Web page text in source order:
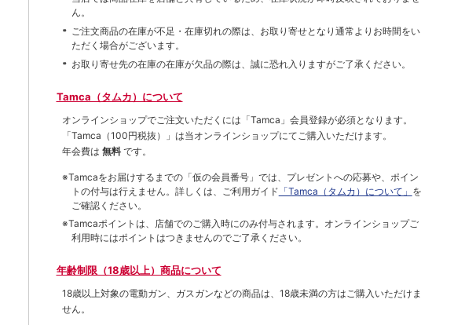
ん。
ご注文商品の在庫が不足・在庫切れの際は、お取り寄せとなり通常よりお時間をい
ただく場合がございます。
お取り寄せ先の在庫の在庫が欠品の際は、誠に恐れ入りますがご了承ください。
Tamca（タムカ）について
オンラインショップでご注⽂いただくには「Tamca」会員登録が必須となります。
「Tamca （100円税抜）
」は当オンラインショップにてご購⼊いただけます。
年会費は 無料 です。
※Tamcaをお届けするまでの「仮の会員番号」では、プレゼントへの応募や、ポイン
トの付与は⾏えません。詳しくは、ご利⽤ガイド 「Tamca（タムカ）について」 を
ご確認ください。
※Tamcaポイントは、店舗でのご購⼊時にのみ付与されます。オンラインショップご
利用時にはポイントはつきませんのでご了承ください。
年齢制限（18歳以上）商品について
18歳以上対象の電動ガン、ガスガンなどの商品は、18歳未満の方はご購入いただけま
せん。